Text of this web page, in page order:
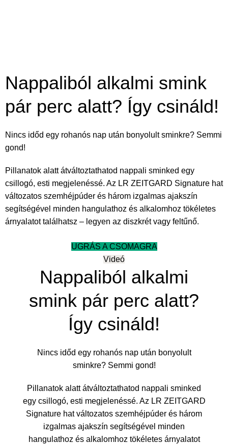
Nappaliból alkalmi smink
pár perc alatt? Így csináld!
Nincs időd egy rohanós nap után bonyolult sminkre? Semmi
gond!
Pillanatok alatt átváltoztathatod nappali sminked egy
csillogó, esti megjelenéssé. Az LR ZEITGARD Signature hat
változatos szemhéjpúder és három izgalmas ajakszín
segítségével minden hangulathoz és alkalomhoz tökéletes
árnyalatot találhatsz – legyen az diszkrét vagy feltűnő.
UGRÁS A CSOMAGRA
Videó
Nappaliból alkalmi
smink pár perc alatt?
Így csináld!
Nincs időd egy rohanós nap után bonyolult
sminkre? Semmi gond!
Pillanatok alatt átváltoztathatod nappali sminked
egy csillogó, esti megjelenéssé. Az LR ZEITGARD
Signature hat változatos szemhéjpúder és három
izgalmas ajakszín segítségével minden
hangulathoz és alkalomhoz tökéletes árnyalatot